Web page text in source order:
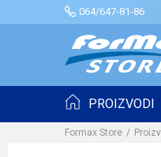
064/647-81-86
PROIZVODI
Formax Store